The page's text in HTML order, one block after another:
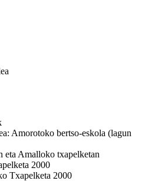
Amorotoko bertso-eskola (lagun
eta Amalloko txapelketan
2000
Txapelketa 2000